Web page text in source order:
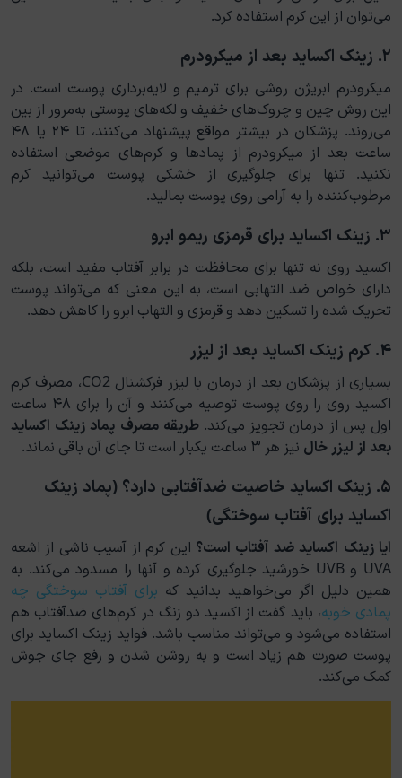
می‌توان از این کرم استفاده کرد.
۲. زینک اکساید بعد از میکرودرم
میکرودرم ابریژن روشی برای ترمیم و لایه‌برداری پوست است. در
این روش چین و چروک‌های خفیف و لکه‌های پوستی به‌مرور از بین
می‌روند. پزشکان در بیشتر مواقع پیشنهاد می‌کنند، تا ۲۴ یا ۴۸
ساعت بعد از میکرودرم از پمادها و کرم‌های موضعی استفاده
نکنید. تنها برای جلوگیری از خشکی پوست می‌توانید کرم
مرطوب‌کننده را به آرامی روی پوست بمالید.
۳. زینک اکساید برای قرمزی ریمو ابرو
اکسید روی نه تنها برای محافظت در برابر آفتاب مفید است، بلکه
دارای خواص ضد التهابی است، به این معنی که می‌تواند پوست
تحریک شده را تسکین دهد و قرمزی و التهاب ابرو را کاهش دهد.
۴. کرم زینک اکساید بعد از لیزر
بسیاری از پزشکان بعد از درمان با لیزر فرکشنال CO2، مصرف کرم
اکسید روی را روی پوست توصیه می‌کنند و آن را برای ۴۸ ساعت
اول پس از درمان تجویز می‌کند.طریقه مصرف پماد زینک اکساید
بعد از لیزر خال نیز هر ۳ ساعت یکبار است تا جای آن باقی نماند.
۵. زینک اکساید خاصیت ضدآفتابی دارد؟ (پماد زینک
اکساید برای آفتاب سوختگی)
ایا زینک اکساید ضد آفتاب است؟ این کرم از آسیب ناشی از اشعه
UVA و UVB خورشید جلوگیری کرده و آنها را مسدود می‌کند. به
همین دلیل اگر می‌خواهید بدانید که برای آفتاب سوختگی چه
پمادی خوبه، باید گفت از اکسید دو زنگ در کرم‌های ضدآفتاب هم
استفاده می‌شود و می‌تواند مناسب باشد. فواید زینک اکساید برای
پوست صورت هم زیاد است و به روشن شدن و رفع جای جوش
کمک می‌کند.